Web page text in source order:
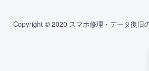
Copyright © 2020 スマホ修理・データ復旧